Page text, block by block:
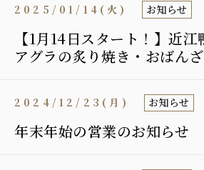
【1月14日スタート！】近
アグラの炙り焼き・おばん
2025/01/14(火) お知らせ
年末年始の営業のお知らせ
2024/12/23(月) お知らせ